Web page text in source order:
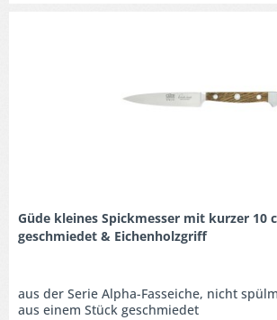
Güde kleines Spickmesser mit kurzer 10
geschmiedet & Eichenholzgriff
aus der Serie Alpha-Fasseiche, nicht
aus einem Stück geschmiedet